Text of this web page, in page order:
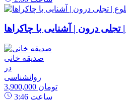
درون | آشنایی با چاکراها
صدیقه خانی
در
روانشناسی
3,900,000 تومان
3:46 ساعت